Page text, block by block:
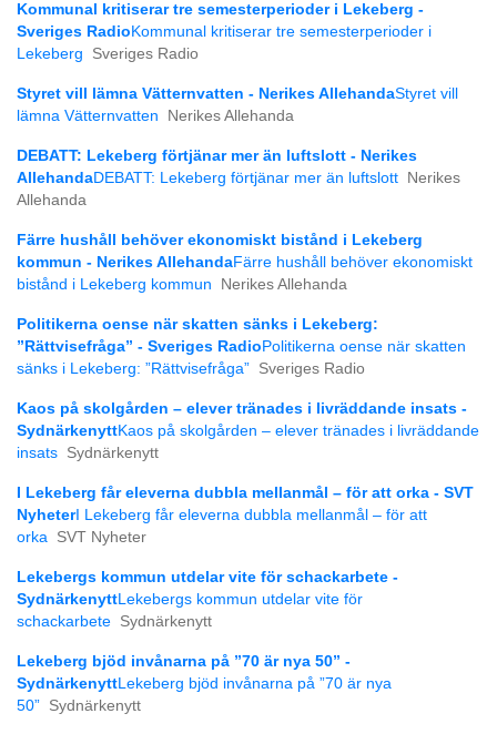
Kommunal kritiserar tre semesterperioder i Lekeberg -
Sveriges Radio Kommunal kritiserar tre semesterperioder i
Lekeberg
Sveriges Radio
Styret vill lämna Vätternvatten - Nerikes AllehandaStyret vill
lämna Vätternvatten
Nerikes Allehanda
DEBATT: Lekeberg förtjänar mer än luftslott - Nerikes
AllehandaDEBATT: Lekeberg förtjänar mer än luftslott
Nerikes
Allehanda
Färre hushåll behöver ekonomiskt bistånd i Lekeberg
kommun - Nerikes AllehandaFärre hushåll behöver ekonomiskt
bistånd i Lekeberg kommun
Nerikes Allehanda
Politikerna oense när skatten sänks i Lekeberg:
”Rättvisefråga” - Sveriges Radio Politikerna oense när skatten
sänks i Lekeberg: ”Rättvisefråga” Sveriges Radio
Kaos på skolgården – elever tränades i livräddande insats -
SydnärkenyttKaos på skolgården – elever tränades i livräddande
insats Sydnärkenytt
I Lekeberg får eleverna dubbla mellanmål – för att orka - SVT
NyheterI Lekeberg får eleverna dubbla mellanmål – för att
orka SVT Nyheter
Lekebergs kommun utdelar vite för schackarbete -
SydnärkenyttLekebergs kommun utdelar vite för
schackarbete Sydnärkenytt
Lekeberg bjöd invånarna på ”70 är nya 50” -
SydnärkenyttLekeberg bjöd invånarna på ”70 är nya
50” Sydnärkenytt